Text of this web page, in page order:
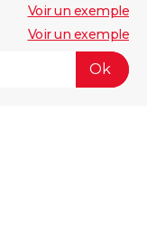
Voir un exemple
Voir un exemple